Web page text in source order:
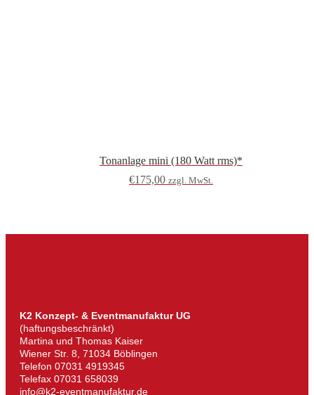
Tonanlage mini (180 Watt rms)*
€175,00 zzgl. MwSt.
K2 Konzept- & Eventmanufaktur UG
(haftungsbeschränkt)
Martina und Thomas Kaiser
Wiener Str. 8, 71034 Böblingen
Telefon 07031 4919345
Telefax 07031 658039
info@k2-eventmanufaktur.de